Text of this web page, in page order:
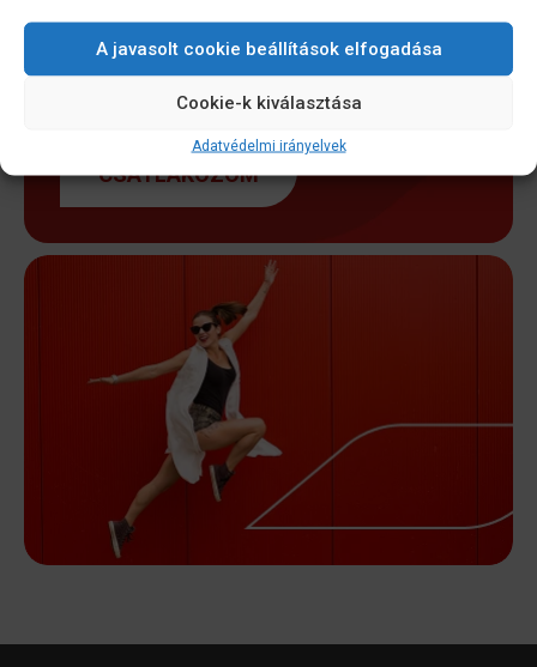
A javasolt cookie beállítások elfogadása
Cookie-k kiválasztása
Adatvédelmi irányelvek
CSATLAKOZZ HOZZÁNK
FACEBOOKON IS!
CSATLAKOZOM